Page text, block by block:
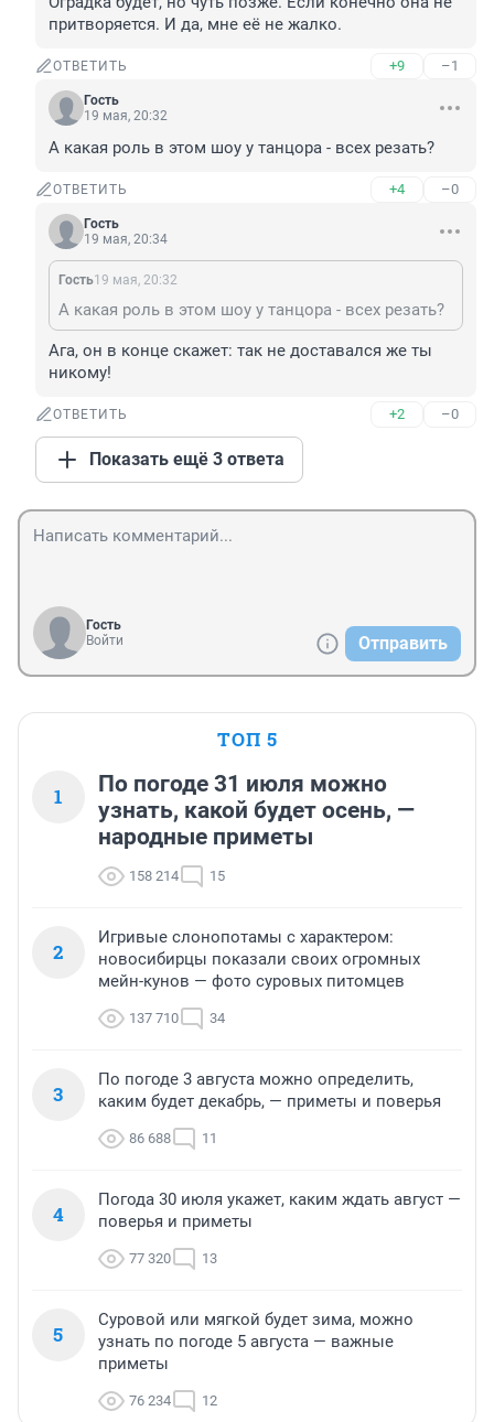
притворяется. И да, мне её не жалко.
ОТВЕТИТЬ +9 –1
Гость
19 мая, 20:32
А какая роль в этом шоу у танцора - всех резать?
ОТВЕТИТЬ +4 –0
Гость
19 мая, 20:34
Гость19 мая, 20:32
А какая роль в этом шоу у танцора - всех резать?
Ага, он в конце скажет: так не доставался же ты
никому!
ОТВЕТИТЬ +2 –0
Показать ещё 3 ответа
Гость
Войти
Отправить
ТОП 5
1
По погоде 31 июля можно
узнать, какой будет осень, —
народные приметы
158 214 15
2
Игривые слонопотамы с характером:
новосибирцы показали своих огромных
мейн-кунов — фото суровых питомцев
137 710 34
3
По погоде 3 августа можно определить,
каким будет декабрь, — приметы и поверья
86 688 11
4
Погода 30 июля укажет, каким ждать август —
поверья и приметы
77 320 13
5
Суровой или мягкой будет зима, можно
узнать по погоде 5 августа — важные
приметы
76 234 12